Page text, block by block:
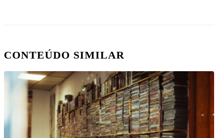
CONTEÚDO SIMILAR